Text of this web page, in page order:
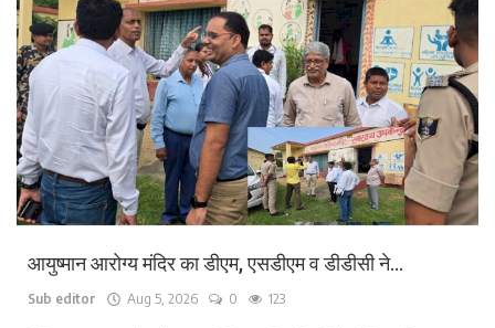
मूवी मसाला
लाइफ स्टाइल
पर्यटन
धर्म
अन्य
आयुष्मान आरोग्य मंदिर का डीएम, एसडीएम व डीडीसी ने...
Sub editor Aug 5, 2026 0 123